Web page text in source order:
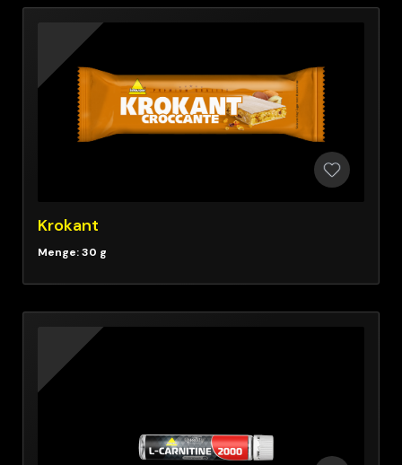
Krokant
Menge: 30 g